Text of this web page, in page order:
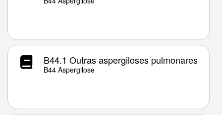
B44.1 Outras aspergiloses pulmonares
B44 Aspergilose